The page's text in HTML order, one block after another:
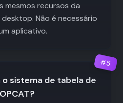
mesmos recursos da
Não é necessário
aplicativo.
#5
sistema de tabela de